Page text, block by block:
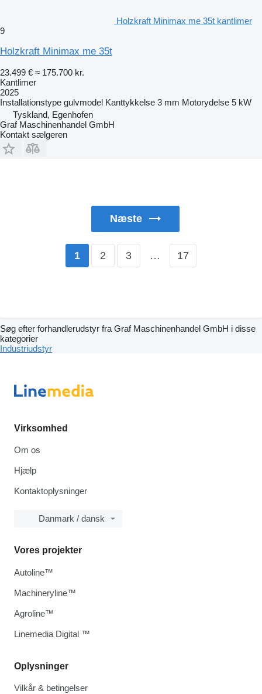
Holzkraft Minimax me 35t kantlimer
9
Holzkraft Minimax me 35t
23.499 € ≈ 175.700 kr.
Kantlimer
2025
Installationstype gulvmodel Kanttykkelse 3 mm Motorydelse 5 kW
Tyskland, Egenhofen
Graf Maschinenhandel GmbH
Kontakt sælgeren
Næste
1 2 3 … 17
Søg efter forhandlerudstyr fra Graf Maschinenhandel GmbH i disse
kategorier
Industriudstyr
Virksomhed
Om os
Hjælp
Kontaktoplysninger
Danmark / dansk
Oplysninger
Vilkår & betingelser
Vores projekter
Autoline™
Machineryline™
Agroline™
Linemedia Digital ™